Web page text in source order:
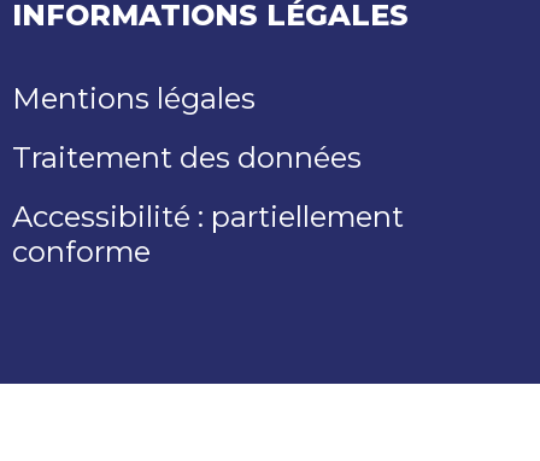
INFORMATIONS LÉGALES
Mentions légales
Traitement des données
Accessibilité : partiellement
conforme